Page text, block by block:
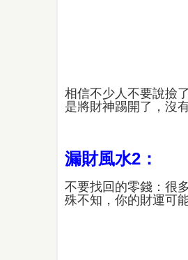
相信不少人不要說撿
是將財神踢開了，沒
漏財風水2：
不要找回的零錢：很
殊不知，你的財運可